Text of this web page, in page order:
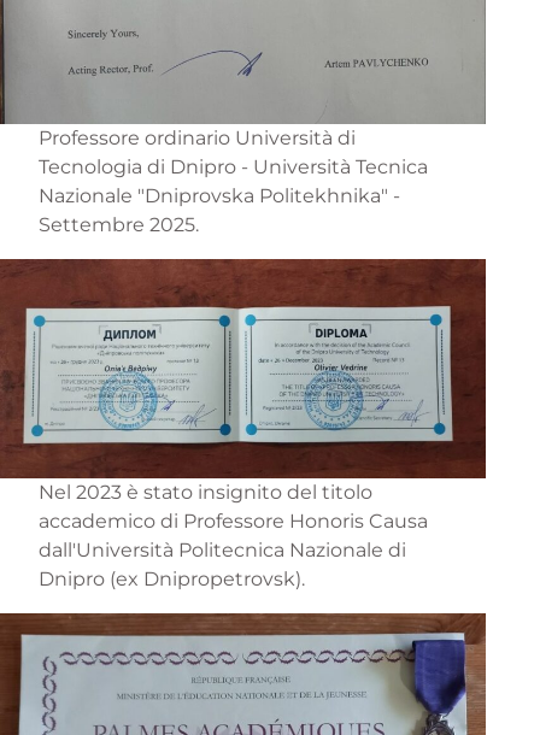
Professore ordinario Università di
Tecnologia di Dnipro - Università Tecnica
Nazionale "Dniprovska Politekhnika" -
Settembre 2025.
Nel 2023 è stato insignito del titolo
accademico di Professore Honoris Causa
dall'Università Politecnica Nazionale di
Dnipro (ex Dnipropetrovsk).